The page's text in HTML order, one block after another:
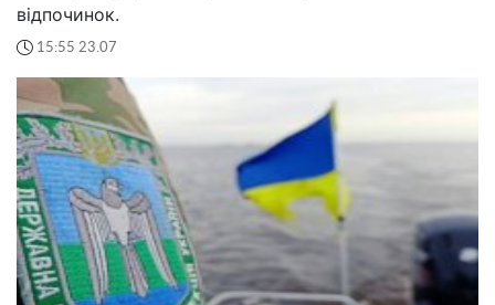
відпочинок.
15:55 23.07